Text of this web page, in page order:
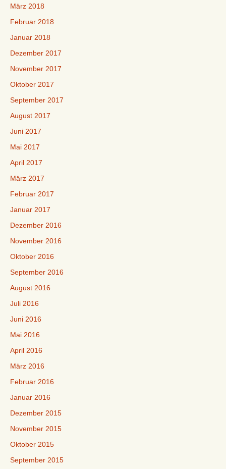
März 2018
Februar 2018
Januar 2018
Dezember 2017
November 2017
Oktober 2017
September 2017
August 2017
Juni 2017
Mai 2017
April 2017
März 2017
Februar 2017
Januar 2017
Dezember 2016
November 2016
Oktober 2016
September 2016
August 2016
Juli 2016
Juni 2016
Mai 2016
April 2016
März 2016
Februar 2016
Januar 2016
Dezember 2015
November 2015
Oktober 2015
September 2015